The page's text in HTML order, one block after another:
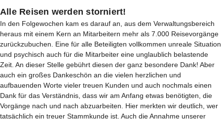
Alle Reisen werden storniert!
In den Folgewochen kam es darauf an, aus dem Verwaltungsbereich
heraus mit einem Kern an Mitarbeitern mehr als 7.000 Reisevorgänge
zurückzubuchen. Eine für alle Beteiligten vollkommen unreale Situation
und psychisch auch für die Mitarbeiter eine unglaublich belastende
Zeit. An dieser Stelle gebührt diesen der ganz besondere Dank! Aber
auch ein großes Dankeschön an die vielen herzlichen und
aufbauenden Worte vieler treuen Kunden und auch nochmals einen
Dank für das Verständnis, dass wir am Anfang etwas benötigten, die
Vorgänge nach und nach abzuarbeiten. Hier merkten wir deutlich, wer
tatsächlich ein treuer Stammkunde ist. Auch die Annahme unserer